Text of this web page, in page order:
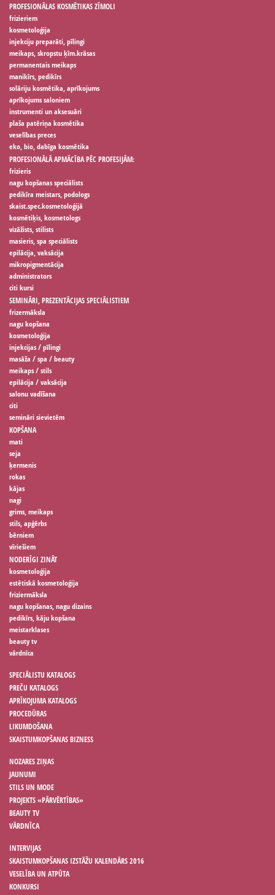
PROFESIONĀLAS KOSMĒTIKAS ZĪMOLI
frizieriem
kosmetoloģija
injekciju preparāti, pīlingi
meikaps, skropstu ķīm.krāsas
permanentais meikaps
manikīrs, pedikīrs
solāriju kosmētika, aprīkojums
aprīkojums saloniem
instrumenti un aksesuāri
plaša patēriņa kosmētika
veselības preces
eko, bio, dabīga kosmētika
PROFESIONĀLĀ APMĀCĪBA PĒC PROFESIJĀM:
frizieris
nagu kopšanas speciālists
pedikīra meistars, podologs
skaist.spec.kosmetoloģijā
kosmētiķis, kosmetologs
vizāžists, stilists
masieris, spa speciālists
epilācija, vaksācija
mikropigmentācija
administrators
citi kursi
SEMINĀRI, PREZENTĀCIJAS SPECIĀLISTIEM
frizermāksla
nagu kopšana
kosmetoloģija
injekcijas / pīlingi
masāža / spa / beauty
meikaps / stils
epilācija / vaksācija
salonu vadīšana
citi
semināri sievietēm
KOPŠANA
mati
seja
ķermenis
rokas
kājas
nagi
grims, meikaps
stils, apģērbs
bērniem
vīriešiem
NODERĪGI ZINĀT
kosmetoloģija
estētiskā kosmetoloģija
friziermāksla
nagu kopšanas, nagu dizains
pedikīrs, kāju kopšana
meistarklases
beauty tv
vārdnīca
SPECIĀLISTU KATALOGS
PREČU KATALOGS
APRĪKOJUMA KATALOGS
PROCEDŪRAS
LIKUMDOŠANA
SKAISTUMKOPŠANAS BIZNESS
NOZARES ZIŅAS
JAUNUMI
STILS UN MODE
PROJEKTS «PĀRVĒRTĪBAS»
BEAUTY TV
VĀRDNĪCA
INTERVIJAS
SKAISTUMKOPŠANAS IZSTĀŽU KALENDĀRS 2016
VESELĪBA UN ATPŪTA
KONKURSI